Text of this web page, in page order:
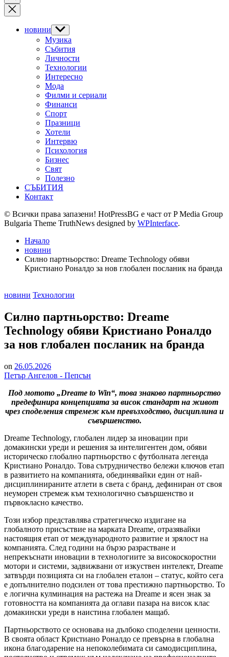
search
новини Show
sub
menu
Музика
Събития
Личности
Технологии
Интересно
Мода
Филми и сериали
Финанси
Спорт
Празници
Хотели
Интервю
Психология
Бизнес
Свят
Полезно
СЪБИТИЯ
Контакт
© Всички права запазени! HotPressBG е част от P Media Group
Bulgaria Theme TruthNews designed by WPInterface.
Начало
новини
Силно партньорство: Dreame Technology обяви
Кристиано Роналдо за нов глобален посланик на бранда
Posted
новини Технологии
Силно партньорство: Dreame
Technology обяви Кристиано Роналдо
за нов глобален посланик на бранда
on 26.05.2026
Петър Ангелов - Пепсън
Под мотото „Dreame to Win“, това знаково партньорство
предефинира концепцията за висок стандарт на живот
чрез споделения стремеж към превъзходство, дисциплина и
съвършенство.
Dreame Technology, глобален лидер за иновации при
домакински уреди и решения за интелигентен дом, обяви
историческо глобално партньорство с футболната легенда
Кристиано Роналдо. Това сътрудничество бележи ключов етап
в развитието на компанията, обединявайки един от най-
дисциплинираните атлети в света с бранд, дефиниран от своя
неуморен стремеж към технологично съвършенство и
първокласно качество.
Този избор представлява стратегическо издигане на
глобалното присъствие на марката Dreame, отразявайки
настоящия етап от международното развитие и зрялост на
компанията. След години на бързо разрастване и
непрекъснати иновации в технологиите за високоскоростни
мотори и системи, задвижвани от изкуствен интелект, Dreame
затвърди позицията си на глобален еталон – статус, който сега
е допълнително подсилен от това престижно партньорство. То
е логична кулминация на растежа на Dreame и ясен знак за
готовността на компанията да оглави пазара на висок клас
домакински уреди в наистина глобален мащаб.
Партньорството се основава на дълбоко споделени ценности.
В своята област Кристиано Роналдо се превърна в глобална
икона благодарение на непоколебимата си самодисциплина,